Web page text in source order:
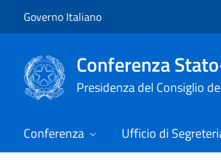
Governo Italiano
Conferenza
Presidenza del Consiglio
Conferenza Ufficio di